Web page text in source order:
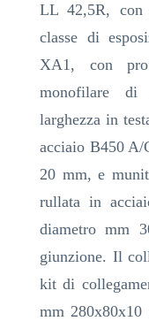
LL 42,5R, con
classe di
XA1, con
monofilare di
larghezza in
acciaio B450
20 mm, e
rullata in
diametro mm
giunzione. Il
kit di
mm